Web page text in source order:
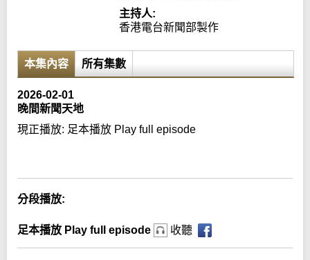
主持人:
香港電台新聞部製作
本集內容 所有集數
2026-02-01
晚間新聞天地
現正播放: 足本播放 Play full episode
分段播放:
足本播放 Play full episode 收聽